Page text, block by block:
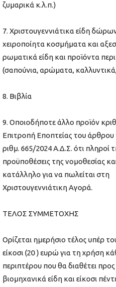
ζυμαρικά κ.λ.π.)
7. Χριστουγεννιάτικα είδη δώρων
χειροποίητα κοσμήματα και
ρωματικά είδη και προϊόντα
(σαπούνια, αρώματα,
8. Βιβλία
9. Οποιοδήποτε άλλο προϊόν
Επιτροπή Εποπτείας του άρθρου
ριθμ. 665/2024 Α.Δ.Σ. ότι πληροί
προϋποθέσεις της νομοθεσίας και
κατάλληλο για να πωλείται στη
Χριστουγεννιάτικη Αγορά.
ΤΕΛΟΣ ΣΥΜΜΕΤΟΧΗΣ
Ορίζεται ημερήσιο τέλος υπέρ
είκοσι (20 ) ευρώ για τη χρήση
περιπτέρου που θα διαθέτει
βιομηχανικά είδη και είκοσι